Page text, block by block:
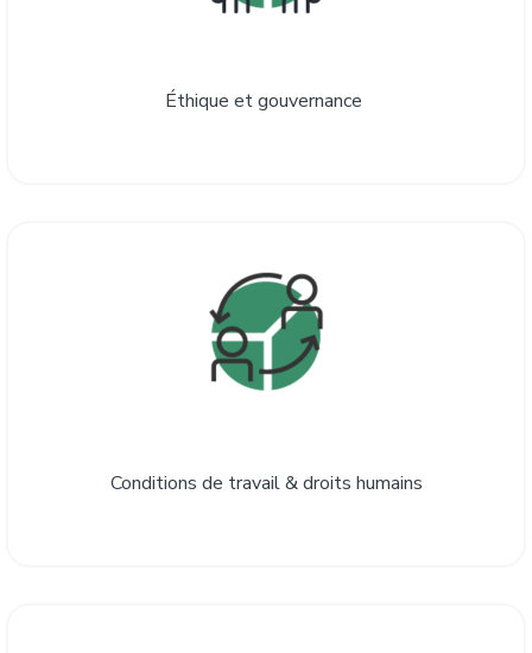
Éthique et gouvernance
Conditions de travail & droits humains